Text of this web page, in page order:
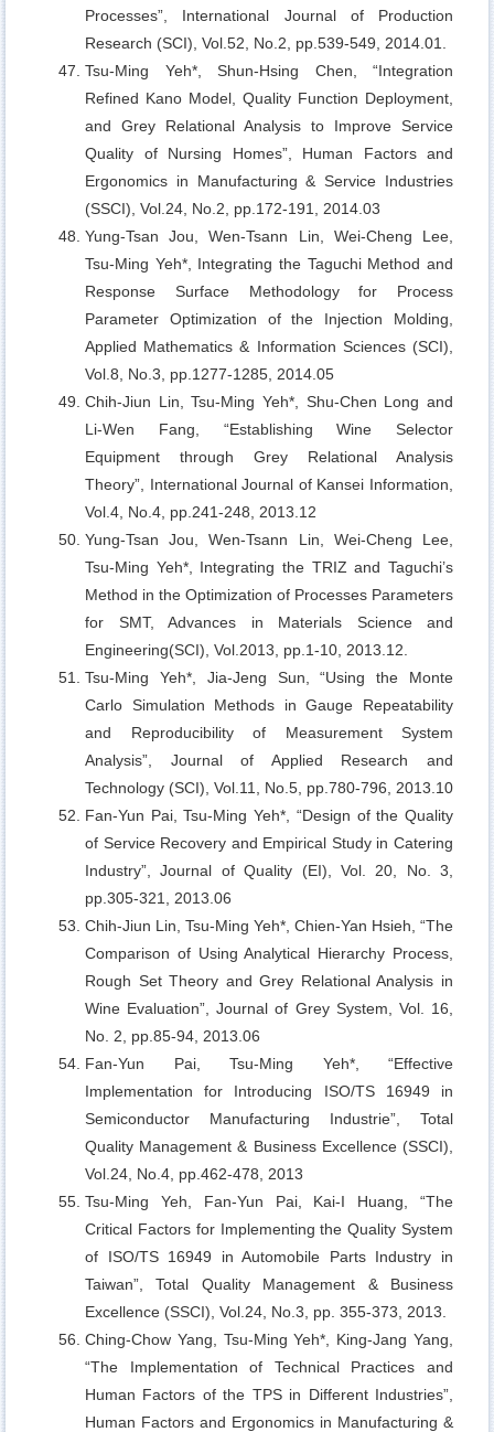
Processes”, International Journal of Production
Research (SCI), Vol.52, No.2, pp.539-549, 2014.01.
Tsu-Ming Yeh*, Shun-Hsing Chen, “Integration
Refined Kano Model, Quality Function Deployment,
and Grey Relational Analysis to Improve Service
Quality of Nursing Homes”, Human Factors and
Ergonomics in Manufacturing & Service Industries
(SSCI), Vol.24, No.2, pp.172-191, 2014.03
Yung-Tsan Jou, Wen-Tsann Lin, Wei-Cheng Lee,
Tsu-Ming Yeh*, Integrating the Taguchi Method and
Response Surface Methodology for Process
Parameter Optimization of the Injection Molding,
Applied Mathematics & Information Sciences (SCI),
Vol.8, No.3, pp.1277-1285, 2014.05
Chih-Jiun Lin, Tsu-Ming Yeh*, Shu-Chen Long and
Li-Wen Fang, “Establishing Wine Selector
Equipment through Grey Relational Analysis
Theory”, International Journal of Kansei Information,
Vol.4, No.4, pp.241-248, 2013.12
Yung-Tsan Jou, Wen-Tsann Lin, Wei-Cheng Lee,
Tsu-Ming Yeh*, Integrating the TRIZ and Taguchi’s
Method in the Optimization of Processes Parameters
for SMT, Advances in Materials Science and
Engineering(SCI), Vol.2013, pp.1-10, 2013.12.
Tsu-Ming Yeh*, Jia-Jeng Sun,“Using the Monte
Carlo Simulation Methods in Gauge Repeatability
and Reproducibility of Measurement System
Analysis”, Journal of Applied Research and
Technology (SCI), Vol.11, No.5, pp.780-796, 2013.10
Fan-Yun Pai, Tsu-Ming Yeh*, “Design of the Quality
of Service Recovery and Empirical Study in Catering
Industry”, Journal of Quality (EI), Vol. 20, No. 3,
pp.305-321, 2013.06
Chih-Jiun Lin, Tsu-Ming Yeh*, Chien-Yan Hsieh, “The
Comparison of Using Analytical Hierarchy Process,
Rough Set Theory and Grey Relational Analysis in
Wine Evaluation”, Journal of Grey System, Vol. 16,
No. 2, pp.85-94, 2013.06
Fan-Yun Pai, Tsu-Ming Yeh*, “Effective
Implementation for Introducing ISO/TS 16949 in
Semiconductor Manufacturing Industrie”, Total
Quality Management & Business Excellence (SSCI),
Vol.24, No.4, pp.462-478, 2013
Tsu-Ming Yeh, Fan-Yun Pai, Kai-I Huang, “The
Critical Factors for Implementing the Quality System
of ISO/TS 16949 in Automobile Parts Industry in
Taiwan”, Total Quality Management & Business
Excellence (SSCI), Vol.24, No.3, pp. 355-373, 2013.
Ching-Chow Yang, Tsu-Ming Yeh*, King-Jang Yang,
“The Implementation of Technical Practices and
Human Factors of the TPS in Different Industries”,
Human Factors and Ergonomics in Manufacturing &